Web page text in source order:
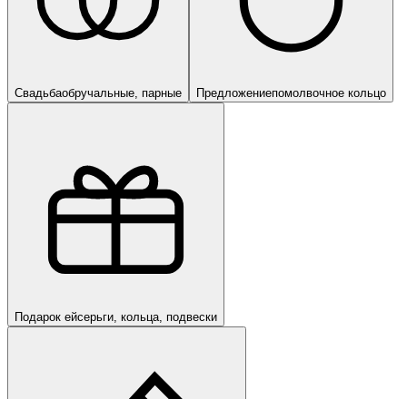
Свадьбаобручальные, парные Предложениепомолвочное кольцо
Подарок ейсерьги, кольца, подвески